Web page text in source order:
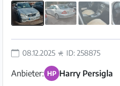
08.12.2025 ID: 258875
Anbieter: HP Harry Persigla